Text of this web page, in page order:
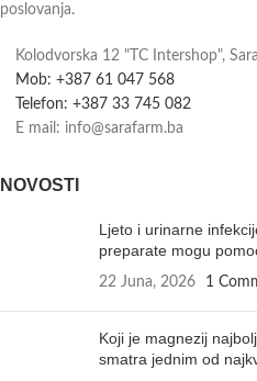
poslovanja.
Kolodvorska 12 "TC Intershop",
Mob: +387 61 047 568
Telefon: +387 33 745 082
E mail: info@sarafarm.ba
NOVOSTI
Ljeto i urinarne
preparate mogu
22 Juna, 2026 1
Koji je magnezij
smatra jednim od